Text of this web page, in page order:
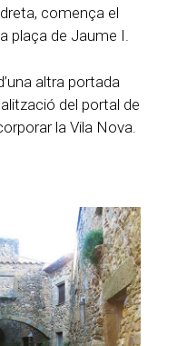
comença el
plaça de Jaume I.
altra portada
del portal de
la Vila Nova.